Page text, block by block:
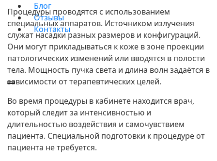
Блог
Отзывы
Контакты
Процедуры проводятся с использованием
специальных аппаратов. Источником излучения
служат насадки разных размеров и конфигураций.
Они могут прикладываться к коже в зоне проекции
патологических изменений или вводятся в полости
тела. Мощность пучка света и длина волн задаётся в
зависимости от терапевтических целей.
Во время процедуры в кабинете находится врач,
который следит за интенсивностью и
длительностью воздействия и самочувствием
пациента. Специальной подготовки к процедуре от
пациента не требуется.